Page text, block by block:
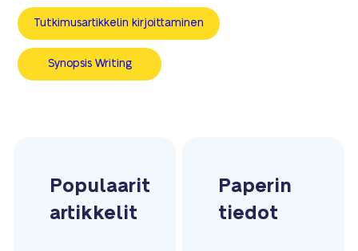
Tutkimusartikkelin kirjoittaminen
Synopsis Writing
Populaarit
artikkelit
Paperin
tiedot